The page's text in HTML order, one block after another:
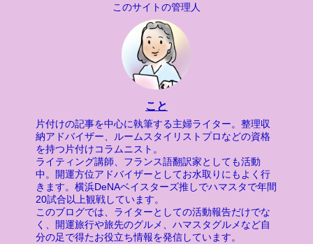
このサイトの管理人
こと
片付けの記事を中心に執筆する主婦ライター。整理収
納アドバイザー、ルームスタイリストプロなどの資格
を持つ片付けコラムニスト。
ライティング講師、フランス語翻訳家としても活動
中。開運方位アドバイザーとしてお水取りにもよく行
きます。横浜DeNAベイスターズ推しでハマスタで年間
20試合以上観戦しています。
このブログでは、ライターとしての活動報告だけでな
く、開運旅行や旅先のグルメ、ハマスタグルメなど自
分の足で得たお役立ち情報を発信しています。